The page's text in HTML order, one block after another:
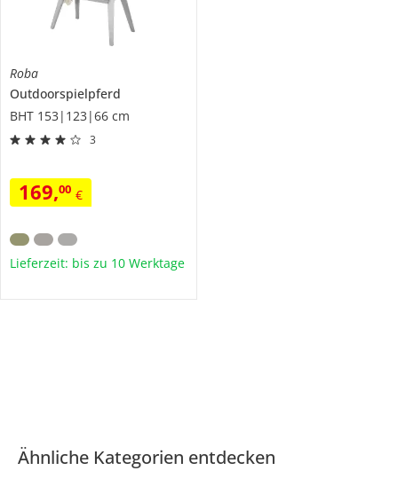
Roba
Outdoorspielpferd
BHT 153|123|66 cm
3
169,00 €
Lieferzeit: bis zu 10 Werktage
Ähnliche Kategorien entdecken